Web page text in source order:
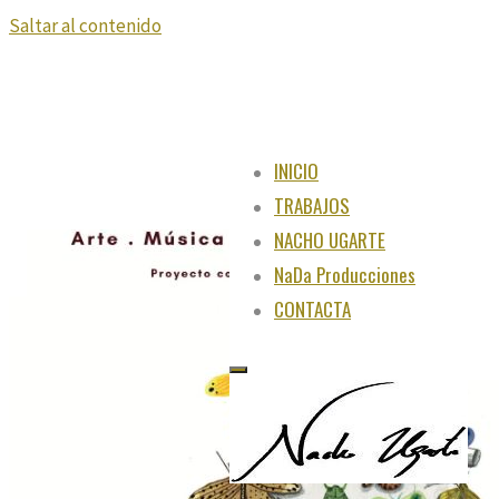
Saltar al contenido
INICIO
TRABAJOS
NACHO UGARTE
NaDa Producciones
CONTACTA
"Juega